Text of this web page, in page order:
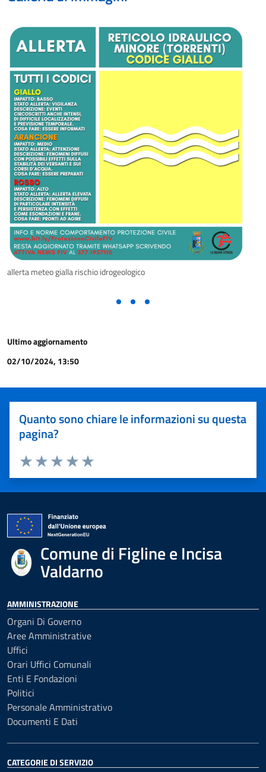
allerta meteo gialla rischio idrogeologico
Ultimo aggiornamento
02/10/2024, 13:50
Quanto sono chiare le informazioni su questa
pagina?
Valuta 5 stelle su 5
Valuta 4 stelle su 5
Valuta 3 stelle su 5
Valuta 2 stelle su 5
Valuta 1 stelle su 5
Comune di Figline e Incisa
Valdarno
AMMINISTRAZIONE
Organi Di Governo
Aree Amministrative
Uffici
Orari Uffici Comunali
Enti E Fondazioni
Politici
Personale Amministrativo
Documenti E Dati
CATEGORIE DI SERVIZIO